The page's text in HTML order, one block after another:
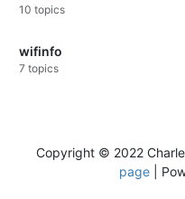
10 topics
wifinfo
7 topics
Copyright © 2022
page |